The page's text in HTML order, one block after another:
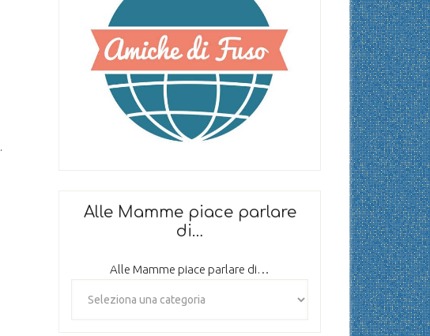
.
Alle Mamme piace parlare
di…
Alle Mamme piace parlare di…